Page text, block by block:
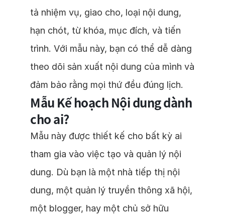
tả nhiệm vụ, giao cho, loại nội dung,
hạn chót, từ khóa, mục đích, và tiến
trình. Với mẫu này, bạn có thể dễ dàng
theo dõi sản xuất nội dung của mình và
đảm bảo rằng mọi thứ đều đúng lịch.
Mẫu Kế hoạch Nội dung dành
cho ai?
Mẫu này được thiết kế cho bất kỳ ai
tham gia vào việc tạo và quản lý nội
dung. Dù bạn là một nhà tiếp thị nội
dung, một quản lý truyền thông xã hội,
một blogger, hay một chủ sở hữu